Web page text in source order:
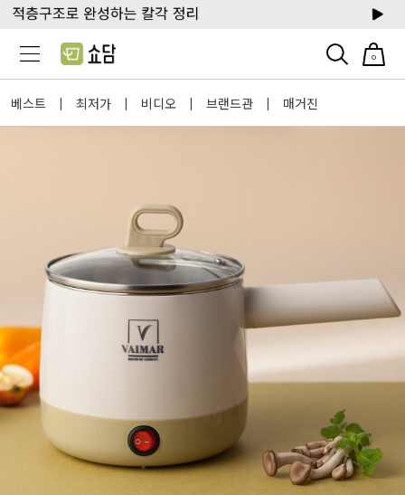
0
베스트 | 최저가 | 비디오 | 브랜드관 | 매거진